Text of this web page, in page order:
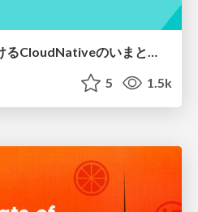
さくらのクラウドにおけるCloudNativeのいまとこれから
5 1.5k